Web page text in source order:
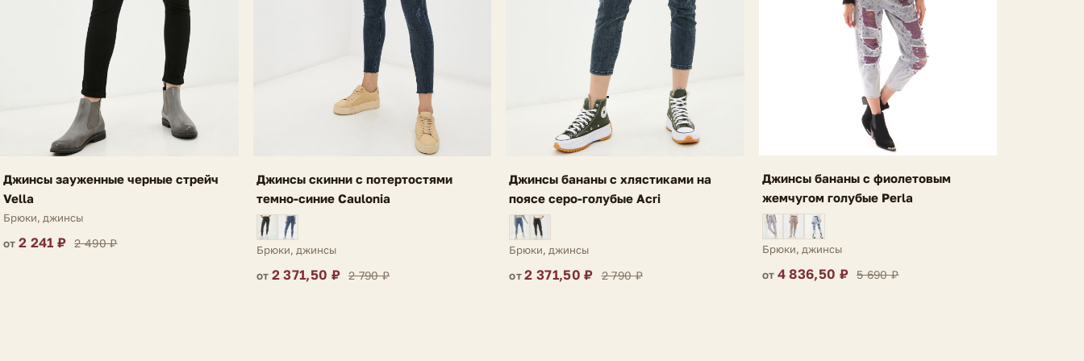
Джинсы зауженные черные стрейч
Vella
Брюки, джинсы
от 2 241 ₽ 2 490 ₽
Джинсы скинни с потертостями
темно-синие Caulonia
Брюки, джинсы
от 2 371,50 ₽ 2 790 ₽
Джинсы бананы с хлястиками на
поясе серо-голубые Acri
Брюки, джинсы
от2 371,50 ₽ 2 790 ₽
Джинсы бананы с фиолетовым
жемчугом голубые Perla
Брюки, джинсы
от 4 836,50 ₽ 5 690 ₽